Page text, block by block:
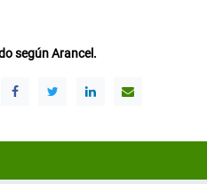
según Arancel.